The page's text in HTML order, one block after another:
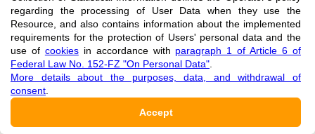
Я полагаю, что автору удалось успешно
решить поставленную задачу обоснования
выбора автомобиля Урал-4320 в качестве
платформы для медицинского модуля. В
работе применен классический инженерный
regarding the processing of User Data when they use the
Resource, and also contains information about the implemented
requirements for the protection of Users' personal data and the
use of cookiesin accordance with paragraph 1 of Article 6 of
Federal Law No. 152-FZ "On Personal Data"
More details about the purposes, data, and withdrawal of
consent
Accept